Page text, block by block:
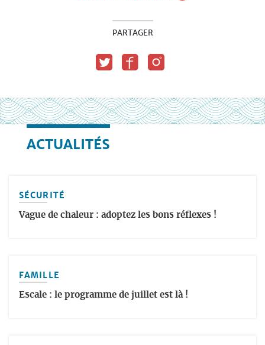
PARTAGER
ACTUALITÉS
SÉCURITÉ
Vague de chaleur : adoptez les bons réflexes !
FAMILLE
Escale : le programme de juillet est là !